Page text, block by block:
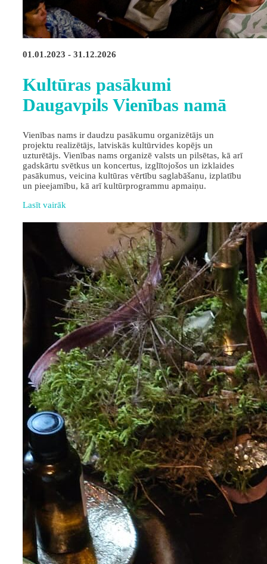
01.01.2023 - 31.12.2026
Kultūras pasākumi
Daugavpils Vienības namā
Vienības nams ir daudzu pasākumu organizētājs un
projektu realizētājs, latviskās kultūrvides kopējs un
uzturētājs. Vienības nams organizē valsts un pilsētas, kā arī
gadskārtu svētkus un koncertus, izglītojošos un izklaides
pasākumus, veicina kultūras vērtību saglabāšanu, izplatību
un pieejamību, kā arī kultūrprogrammu apmaiņu.
Lasīt vairāk